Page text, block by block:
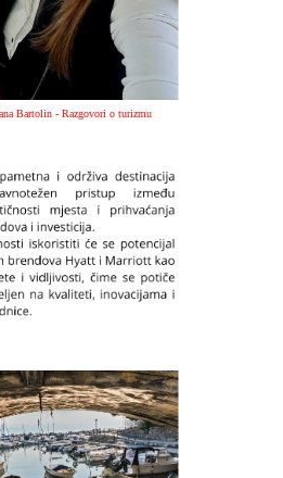
Bartolin - Razgovori o turizmu